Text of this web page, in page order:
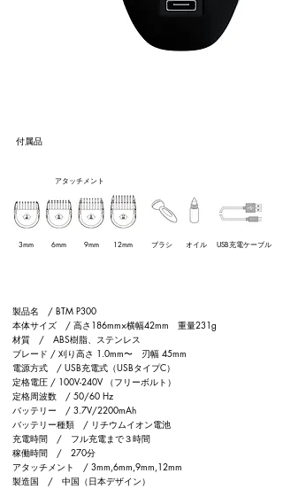
付属品
​アタッチメント
3mm​ 6mm​ 9mm​ 12mm​ ​ブラシ ​オイル USB充電ケーブル​
製品名 / BTM P300
本体サイズ / 高さ186mm×横幅42mm 重量231g
材質 / ABS樹脂、ステンレス
ブレード / 刈り高さ 1.0mm〜 刃幅 45mm
電源方式 / USB充電式（USBタイプC）
定格電圧 / 100V-240V （フリーボルト）
定格周波数 / 50/60 Hz
バッテリー / 3.7V/2200mAh
バッテリー種類 / リチウムイオン電池
充電時間 / フル充電まで３時間
稼働時間 / 270分
アタッチメント / 3mm,6mm,9mm,12mm
製造国 / 中国（日本デザイン）